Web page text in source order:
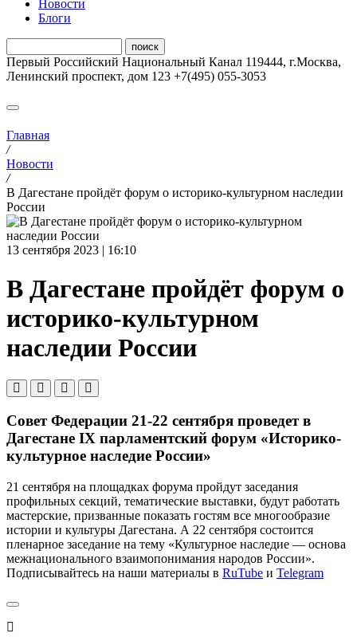
Новости
Блоги
Первый Российский Национальный Канал 119444, г.Москва,
Ленинский проспект, дом 123 +7(495) 055-3053
Главная
/
Новости
/
В Дагестане пройдёт форум о историко-культурном наследии
России
13 сентября 2023 | 16:10
В Дагестане пройдёт форум о
историко-культурном
наследии России
Совет Федерации 21-22 сентября проведет в
Дагестане IX парламентский форум «Историко-
культурное наследие России»
21 сентября на площадках форума пройдут заседания
профильных секций, тематические выставки, будут работать
мастерские, призванные показать гостям все многообразие
истории и культуры Дагестана. А 22 сентября состоится
пленарное заседание на тему «Культурное наследие — основа
межнационального взаимопонимания народов России».
Подписывайтесь на наши материалы в RuTube и Telegram